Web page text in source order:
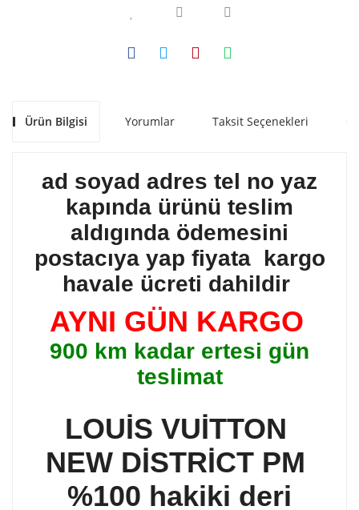
Ürün Bilgisi Yorumlar Taksit Seçenekleri
ad soyad adres tel no yaz
kapında ürünü teslim
aldıgında ödemesini
postacıya yap fiyata kargo
havale ücreti dahildir
AYNI GÜN KARGO
900 km kadar ertesi gün
teslimat
LOUİS VUİTTON
NEW DİSTRİCT PM
%100 hakiki deri